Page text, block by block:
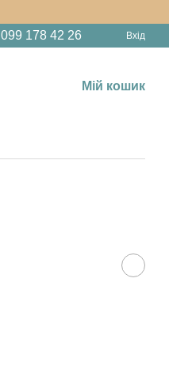
099 178 42 26 Вхід
Мій кошик